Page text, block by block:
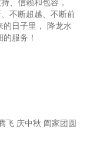
不断超越、不断前
日子里， 降龙水
服务！
飞 庆中秋 阖家团圆